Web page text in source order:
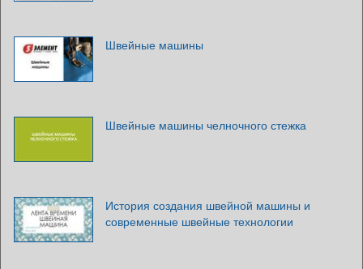
Швейные машины
Швейные машины челночного стежка
История создания швейной машины и
современные швейные технологии